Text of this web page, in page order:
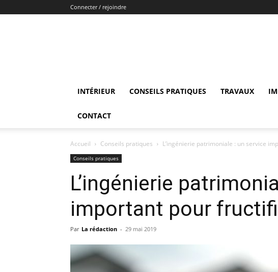
Connecter / rejoindre
INTÉRIEUR CONSEILS PRATIQUES TRAVAUX
CONTACT
Accueil Conseils pratiques L’ingénierie patrimoniale : un service
Conseils pratiques
L’ingénierie
important pour
Par La rédaction - 29 mai 2019